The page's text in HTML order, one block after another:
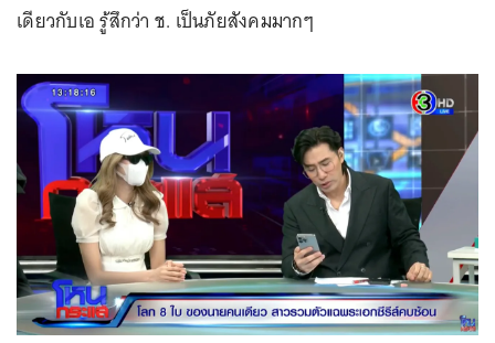
เดียวกับเอ รู้สึกว่า ช. เป็นภัยสังคมมากๆ